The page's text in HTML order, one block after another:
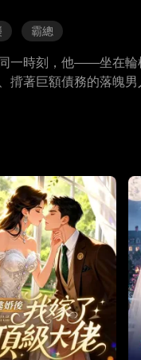
霸總
一時刻，他——坐在輪
揹著巨額債務的落魄